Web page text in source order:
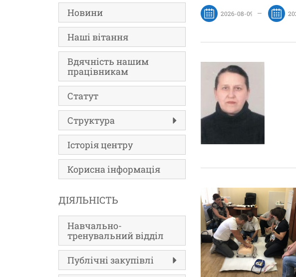
Новини
Наші вітання
Вдячність нашим
працівникам
Статут
Структура
Історія центру
Корисна інформація
ДІЯЛЬНІСТЬ
Навчально-
тренувальний відділ
Публічні закупівлі
—